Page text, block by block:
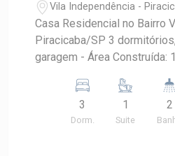
Vila Independência -
Casa Residencial no Bairro
Piracicaba/SP 3
garagem - Área Construída:
supermercados, farmácias
Fácil acesso a transporte
vias da cidade.
3
Dorm.
1
Suite
2